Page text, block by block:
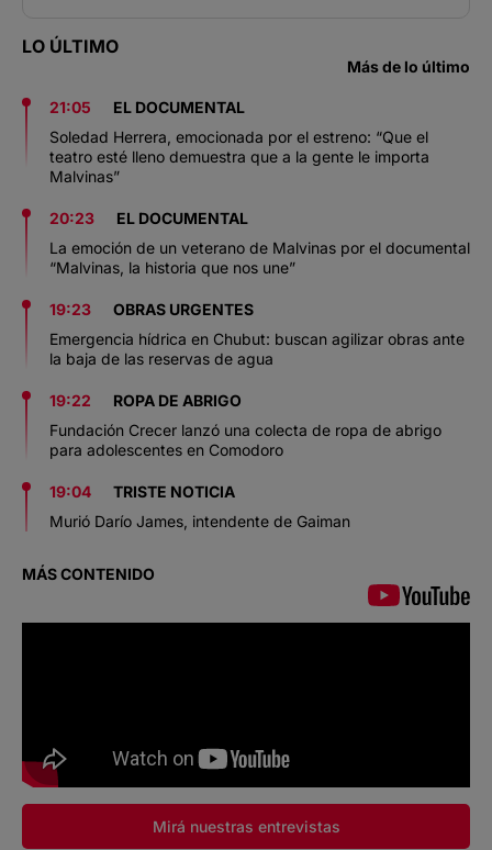
LO ÚLTIMO
Más de lo último
21:05
EL DOCUMENTAL
Soledad Herrera, emocionada por el estreno: “Que el
teatro esté lleno demuestra que a la gente le importa
Malvinas”
20:23
EL DOCUMENTAL
La emoción de un veterano de Malvinas por el documental
“Malvinas, la historia que nos une”
19:23
OBRAS URGENTES
Emergencia hídrica en Chubut: buscan agilizar obras ante
la baja de las reservas de agua
19:22
ROPA DE ABRIGO
Fundación Crecer lanzó una colecta de ropa de abrigo
para adolescentes en Comodoro
19:04
TRISTE NOTICIA
Murió Darío James, intendente de Gaiman
MÁS CONTENIDO
Mirá nuestras entrevistas